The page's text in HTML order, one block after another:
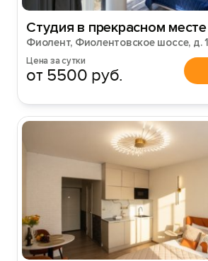
Студия в прекрасном месте
Фиолент, Фиолентовское шоссе, д.
Цена за сутки
от 5500 руб.
Войти с помощью